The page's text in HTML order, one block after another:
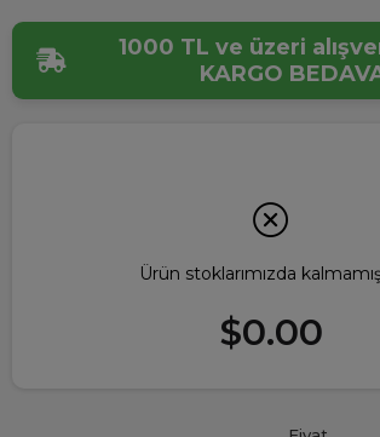
1000 TL ve üzeri
KARGO
Ürün stoklarımızda
$0.00